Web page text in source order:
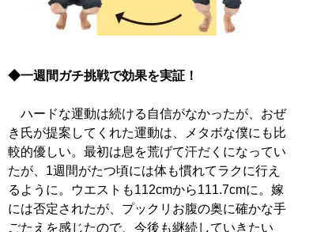
◆一週間ガチ挑戦で効果を実証！
ハードな運動は続ける自信がなかったが、おぜ
き氏が提案してくれた運動は、メタボな僕にも比
較的優しい。最初は息を荒げて汗だくになってい
たが、1週間がたつ頃には体も慣れてラクに行え
るように。ウエストも112cmから111.7cmに。嫁
には否定されたが、プックリお腹の奥に確かな手
ごたえを感じたので、今後も継続していきたい